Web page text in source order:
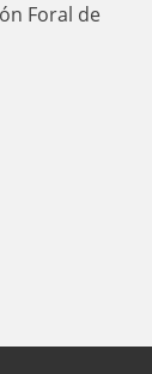
Foral de